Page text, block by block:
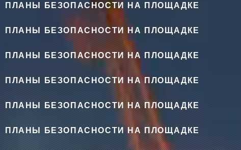
ПЛАНЫ БЕЗОПАСНОСТИ НА ПЛОЩАДКЕ
ПЛАНЫ БЕЗОПАСНОСТИ НА ПЛОЩАДКЕ
ПЛАНЫ БЕЗОПАСНОСТИ НА ПЛОЩАДКЕ
ПЛАНЫ БЕЗОПАСНОСТИ НА ПЛОЩАДКЕ
ПЛАНЫ БЕЗОПАСНОСТИ НА ПЛОЩАДКЕ
ПЛАНЫ БЕЗОПАСНОСТИ НА ПЛОЩАДКЕ